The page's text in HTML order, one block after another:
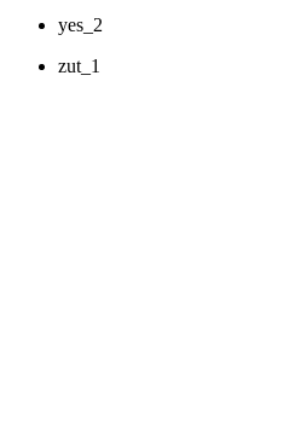
yes_2
zut_1